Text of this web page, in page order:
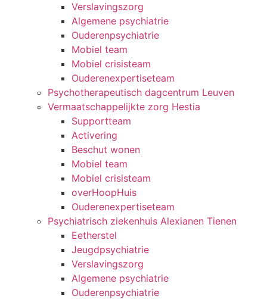
Verslavingszorg
Algemene psychiatrie
Ouderenpsychiatrie
Mobiel team
Mobiel crisisteam
Ouderenexpertiseteam
Psychotherapeutisch dagcentrum Leuven
Vermaatschappelijkte zorg Hestia
Supportteam
Activering
Beschut wonen
Mobiel team
Mobiel crisisteam
overHoopHuis
Ouderenexpertiseteam
Psychiatrisch ziekenhuis Alexianen Tienen
Eetherstel
Jeugdpsychiatrie
Verslavingszorg
Algemene psychiatrie
Ouderenpsychiatrie